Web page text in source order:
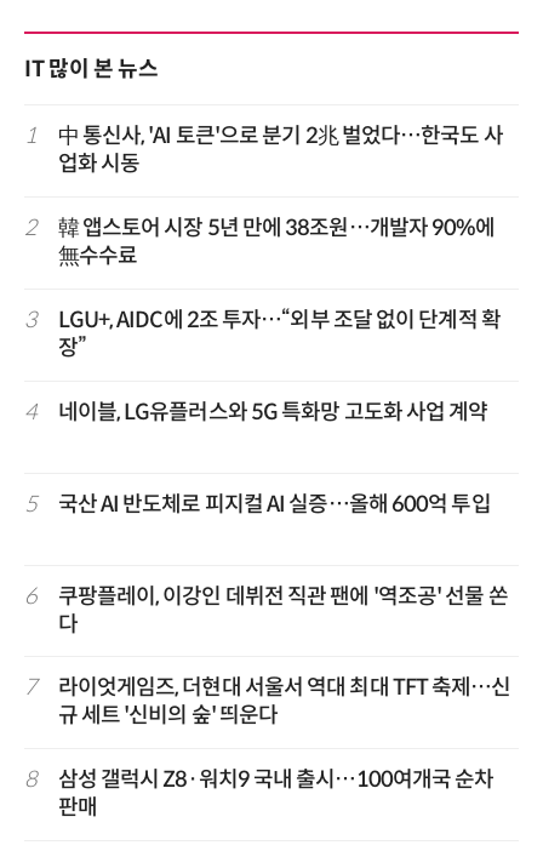
IT 많이 본 뉴스
1
中 통신사, 'AI 토큰'으로 분기 2兆 벌었다…한국도 사
업화 시동
2
韓 앱스토어 시장 5년 만에 38조원…개발자 90%에
無수수료
3
LGU+, AIDC에 2조 투자…“외부 조달 없이 단계적 확
장”
4 네이블, LG유플러스와 5G 특화망 고도화 사업 계약
5 국산 AI 반도체로 피지컬 AI 실증…올해 600억 투입
6
쿠팡플레이, 이강인 데뷔전 직관 팬에 '역조공' 선물 쏜
다
7
라이엇게임즈, 더현대 서울서 역대 최대 TFT 축제…신
규 세트 '신비의 숲' 띄운다
8
삼성 갤럭시 Z8·워치9 국내 출시…100여개국 순차
판매